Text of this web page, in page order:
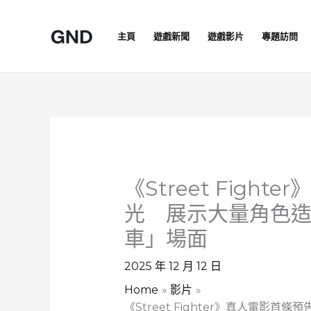
主頁 遊戲新聞 遊戲影片 專題訪問
《Street Fighter
光 展示大量角色
車」場面
2025 年 12 月 12 日
Home
影片
《Street Fighter》真人電影首條